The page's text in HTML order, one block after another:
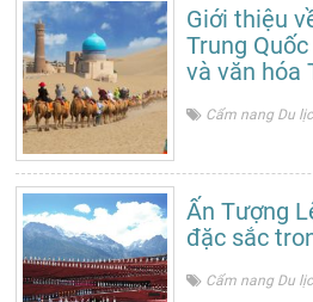
Giới thiệu
Trung
và văn hóa
Cẩm nang Du
Ấn Tượng
đặc sắc
Cẩm nang Du